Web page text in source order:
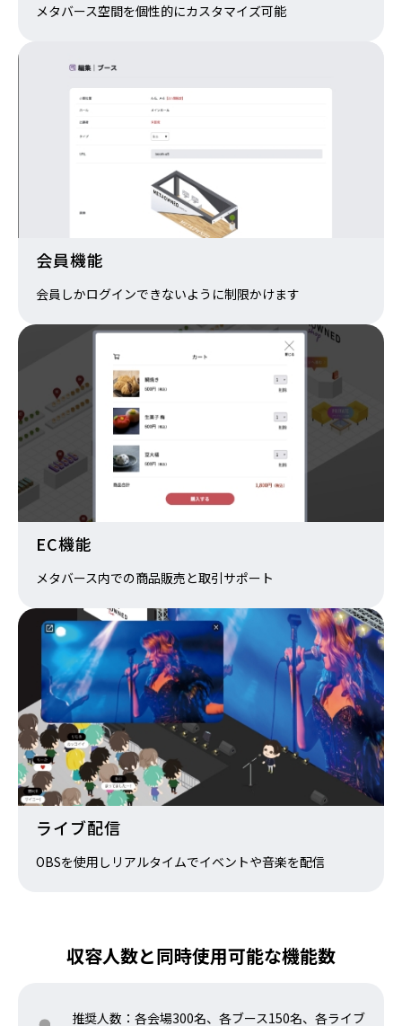
メタバース空間を個性的にカスタマイズ可能
会員機能
会員しかログインできないように制限かけます
EC機能
メタバース内での商品販売と取引サポート
ライブ配信
OBSを使用しリアルタイムでイベントや音楽を配信
収容人数と同時使用可能な機能数
推奨人数：各会場300名、各ブース150名、各ライブ